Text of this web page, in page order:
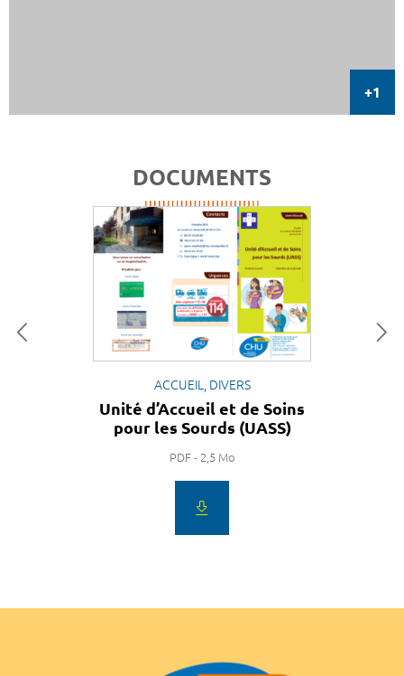
DOCUMENTS
ACCUEIL, DIVERS
Unité d’Accueil et de Soins
pour les Sourds (UASS)
PDF - 2,5 Mo